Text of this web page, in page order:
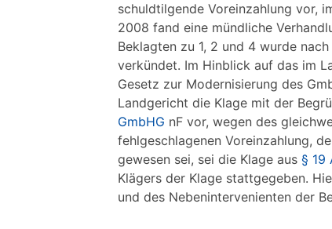
schuldtilgende Voreinzahlung vor,
2008 fand eine mündliche
Beklagten zu 1, 2 und 4 wurde
verkündet. Im Hinblick auf das im
Gesetz zur Modernisierung des
Landgericht die Klage mit der
GmbHG nF vor, wegen des
fehlgeschlagenen Voreinzahlung,
gewesen sei, sei die Klage aus § 19
Klägers der Klage stattgegeben.
und des Nebenintervenienten der